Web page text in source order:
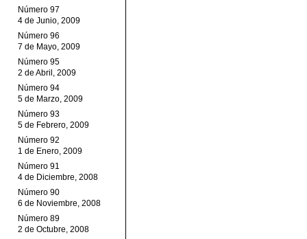
Número 97
4 de Junio, 2009
Número 96
7 de Mayo, 2009
Número 95
2 de Abril, 2009
Número 94
5 de Marzo, 2009
Número 93
5 de Febrero, 2009
Número 92
1 de Enero, 2009
Número 91
4 de Diciembre, 2008
Número 90
6 de Noviembre, 2008
Número 89
2 de Octubre, 2008